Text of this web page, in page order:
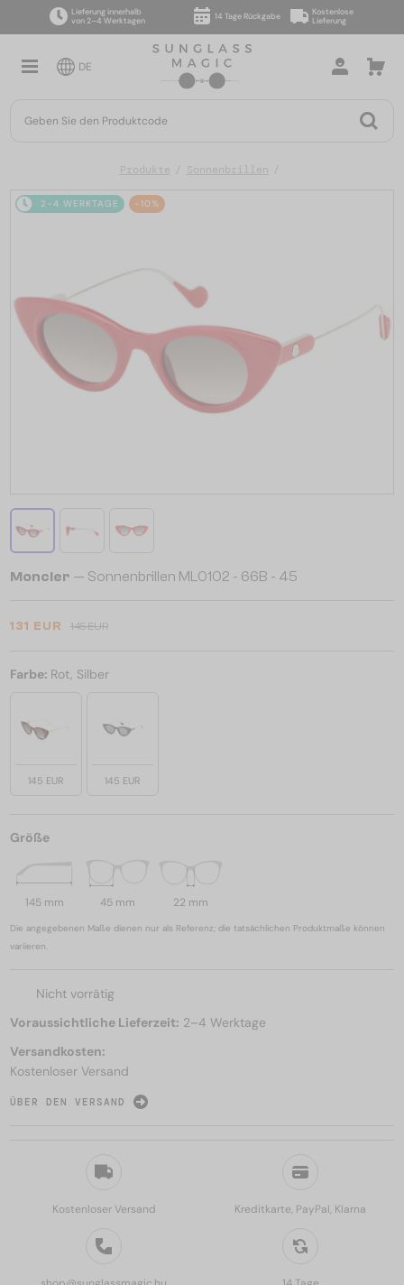
Lieferung innerhalb
von 2–4 Werktagen
14 Tage Rückgabe
Kostenlose
Lieferung
DE
Produkte Sonnenbrillen
Kostenloser Versand Kreditkarte, PayPal, Klarna
2-4 WERKTAGE -10%
Moncler — Sonnenbrillen ML0102 - 66B - 45
131 EUR 145 EUR
Farbe: Rot, Silber
145 EUR 145 EUR
Größe
145 mm 45 mm 22 mm
Die angegebenen Maße dienen nur als Referenz; die tatsächlichen Produktmaße können
variieren.
Nicht vorrätig
Voraussichtliche Lieferzeit: 2–4 Werktage
Versandkosten:
Kostenloser Versand
ÜBER DEN VERSAND